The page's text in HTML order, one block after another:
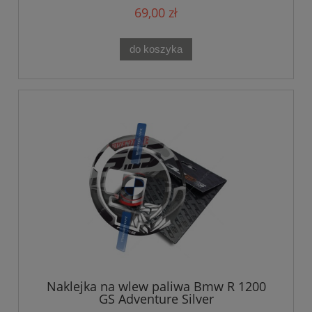
69,00 zł
do koszyka
Naklejka na wlew paliwa Bmw R 1200
GS Adventure Silver